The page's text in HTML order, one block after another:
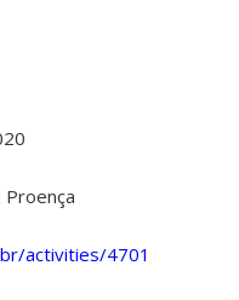
Proença
activities/4701